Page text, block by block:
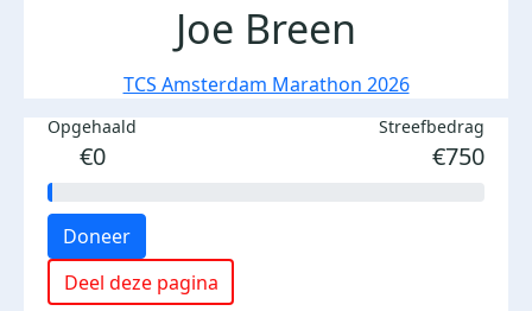
Joe Breen
TCS Amsterdam Marathon 2026
Opgehaald
€0
Streefbedrag
€750
Doneer
Deel deze pagina